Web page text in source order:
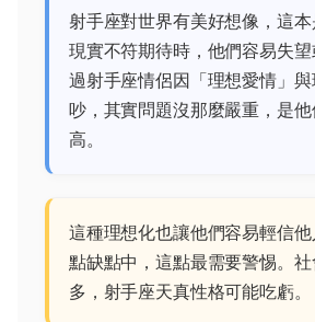
射手座對世界有美好想像，這
現實不符期待時，他們容易失
過射手座情侶因「理想愛情」
吵，其實問題沒那麼嚴重，是
高。
這種理想化也讓他們容易輕信
點缺點中，這點最需要警惕。
多，射手座天真性格可能吃虧。